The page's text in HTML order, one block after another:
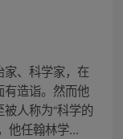
家、科学家，在
有造诣。然而他
人称为“科学的
他任翰林学...